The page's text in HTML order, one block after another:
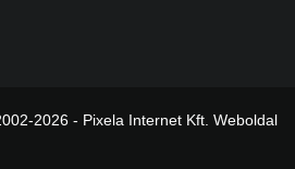
2026 - Pixela Internet Kft. Weboldal